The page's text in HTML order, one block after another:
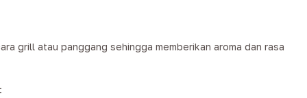
grill atau panggang sehingga memberikan aroma dan rasa